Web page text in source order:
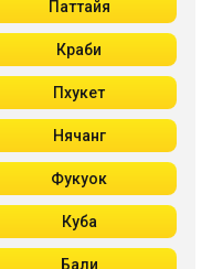
Паттайя
Краби
Пхукет
Нячанг
Фукуок
Куба
Бали